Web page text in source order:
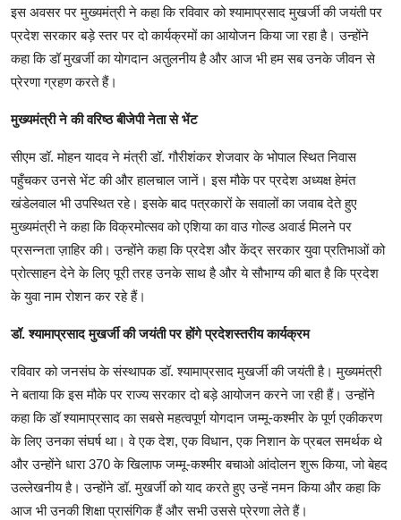
इस अवसर पर मुख्यमंत्री ने कहा कि रविवार को श्यामाप्रसाद मुखर्जी की जयंती पर
प्रदेश सरकार बड़े स्तर पर दो कार्यक्रमों का आयोजन किया जा रहा है। उन्होंने
कहा कि डॉ मुखर्जी का योगदान अतुलनीय है और आज भी हम सब उनके जीवन से
प्रेरणा ग्रहण करते हैं।
मुख्यमंत्री ने की वरिष्ठ बीजेपी नेता से भेंट
सीएम डॉ. मोहन यादव ने मंत्री डॉ. गौरीशंकर शेजवार के भोपाल स्थित निवास
पहुँचकर उनसे भेंट की और हालचाल जानें। इस मौके पर प्रदेश अध्यक्ष हेमंत
खंडेलवाल भी उपस्थित रहे। इसके बाद पत्रकारों के सवालों का जवाब देते हुए
मुख्यमंत्री ने कहा कि विक्रमोत्सव को एशिया का वाउ गोल्ड अवार्ड मिलने पर
प्रसन्नता ज़ाहिर की। उन्होंने कहा कि प्रदेश और केंद्र सरकार युवा प्रतिभाओं को
प्रोत्साहन देने के लिए पूरी तरह उनके साथ है और ये सौभाग्य की बात है कि प्रदेश
के युवा नाम रोशन कर रहे हैं।
डॉ. श्यामाप्रसाद मुखर्जी की जयंती पर होंगे प्रदेशस्तरीय कार्यक्रम
रविवार को जनसंघ के संस्थापक डॉ. श्यामाप्रसाद मुखर्जी की जयंती है। मुख्यमंत्री
ने बताया कि इस मौके पर राज्य सरकार दो बड़े आयोजन करने जा रही हैं। उन्होंने
कहा कि डॉ श्यामाप्रसाद का सबसे महत्वपूर्ण योगदान जम्मू-कश्मीर के पूर्ण एकीकरण
के लिए उनका संघर्ष था। वे एक देश, एक विधान, एक निशान के प्रबल समर्थक थे
और उन्होंने धारा 370 के खिलाफ जम्मू-कश्मीर बचाओ आंदोलन शुरू किया, जो बेहद
उल्लेखनीय है। उन्होंने डॉ. मुखर्जी को याद करते हुए उन्हें नमन किया और कहा कि
आज भी उनकी शिक्षा प्रासंगिक हैं और सभी उससे प्रेरणा लेते हैं।